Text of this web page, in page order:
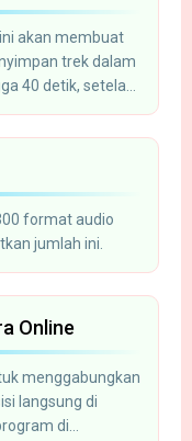
akan membuat
trek dalam
40 detik, setelah
format audio
jumlah ini.
Online
menggabungkan
langsung di
di